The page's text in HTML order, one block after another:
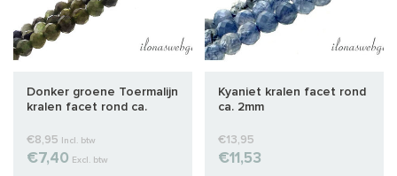
Donker groene Toermalijn
kralen facet rond ca.
€8,95 Incl. btw
€7,40 Excl. btw
Kyaniet kralen facet rond
ca. 2mm
€13,95
€11,53